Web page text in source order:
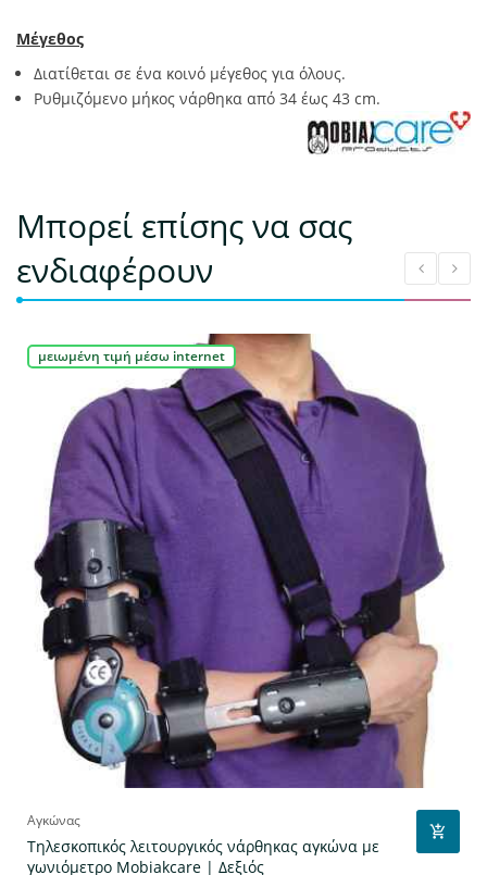
Μέγεθος
Διατίθεται σε ένα κοινό μέγεθος για όλους.
Ρυθμιζόμενο μήκος νάρθηκα από 34 έως 43 cm.
Μπορεί επίσης να σας
ενδιαφέρουν
μειωμένη τιμή μέσω internet
Αγκώνας
Τηλεσκοπικός λειτουργικός νάρθηκας αγκώνα με
γωνιόμετρο Mobiakcare | Δεξιός